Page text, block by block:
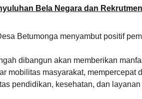
Bela Negara dan
Betumonga menyambut positif
dibangun akan memberikan
mobilitas masyarakat, mempercepat
pendidikan, kesehatan, dan